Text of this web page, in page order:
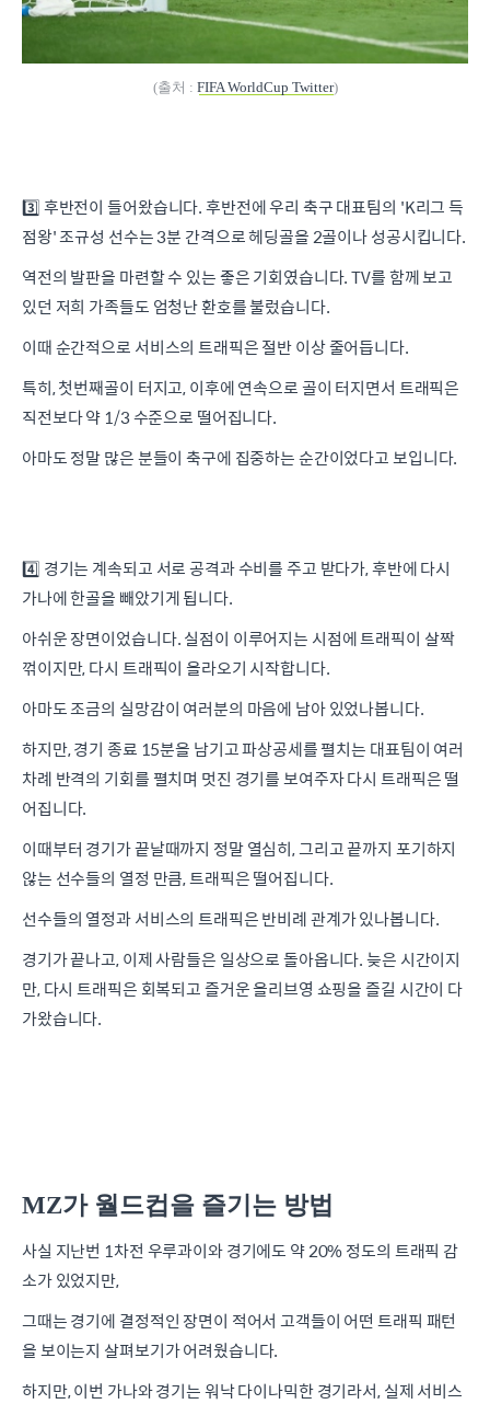
(출처 : FIFA WorldCup Twitter)
3️⃣ 후반전이 들어왔습니다. 후반전에 우리 축구 대표팀의 'K리그 득
점왕' 조규성 선수는 3분 간격으로 헤딩골을 2골이나 성공시킵니다.
역전의 발판을 마련할 수 있는 좋은 기회였습니다. TV를 함께 보고
있던 저희 가족들도 엄청난 환호를 불렀습니다.
이때 순간적으로 서비스의 트래픽은 절반 이상 줄어듭니다.
특히, 첫번째골이 터지고, 이후에 연속으로 골이 터지면서 트래픽은
직전보다 약 1/3 수준으로 떨어집니다.
아마도 정말 많은 분들이 축구에 집중하는 순간이었다고 보입니다.
4️⃣ 경기는 계속되고 서로 공격과 수비를 주고 받다가, 후반에 다시
가나에 한골을 빼았기게 됩니다.
아쉬운 장면이었습니다. 실점이 이루어지는 시점에 트래픽이 살짝
꺾이지만, 다시 트래픽이 올라오기 시작합니다.
아마도 조금의 실망감이 여러분의 마음에 남아 있었나봅니다.
하지만, 경기 종료 15분을 남기고 파상공세를 펼치는 대표팀이 여러
차례 반격의 기회를 펼치며 멋진 경기를 보여주자 다시 트래픽은 떨
어집니다.
이때부터 경기가 끝날때까지 정말 열심히, 그리고 끝까지 포기하지
않는 선수들의 열정 만큼, 트래픽은 떨어집니다.
선수들의 열정과 서비스의 트래픽은 반비례 관계가 있나봅니다.
경기가 끝나고, 이제 사람들은 일상으로 돌아옵니다. 늦은 시간이지
만, 다시 트래픽은 회복되고 즐거운 올리브영 쇼핑을 즐길 시간이 다
가왔습니다.
MZ가 월드컵을 즐기는 방법
사실 지난번 1차전 우루과이와 경기에도 약 20% 정도의 트래픽 감
소가 있었지만,
그때는 경기에 결정적인 장면이 적어서 고객들이 어떤 트래픽 패턴
을 보이는지 살펴보기가 어려웠습니다.
하지만, 이번 가나와 경기는 워낙 다이나믹한 경기라서, 실제 서비스